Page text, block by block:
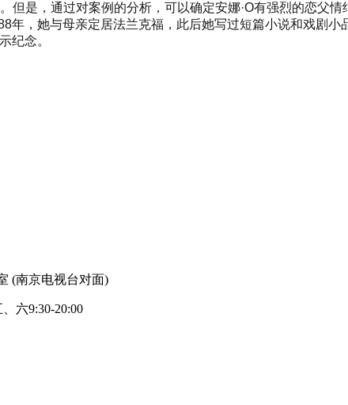
但是，通过对案例的分析，可以确定安娜·O有强烈的恋父
年，她与母亲定居法兰克福，此后她写过短篇小说和戏剧
纪念。
(南京电视台对面)
六9:30-20:00